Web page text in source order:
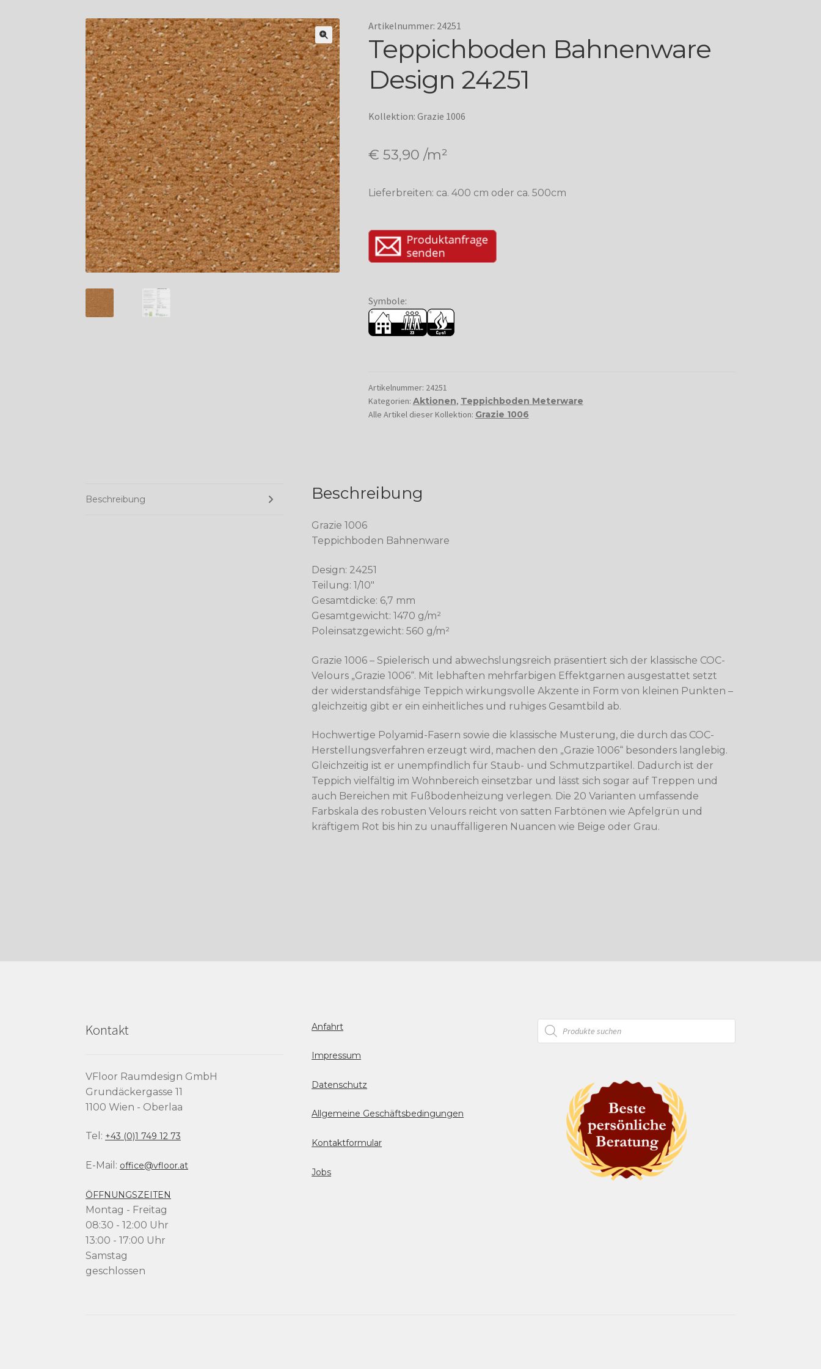
Artikelnummer: 24251
Teppichboden Bahnenware
Design 24251
Kollektion: Grazie 1006
€ 53,90 /m²
Lieferbreiten: ca. 400 cm oder ca. 500cm
Symbole:
Artikelnummer: 24251
Kategorien: Aktionen, Teppichboden Meterware
Alle Artikel dieser Kollektion: Grazie 1006
Beschreibung Beschreibung
Grazie 1006
Teppichboden Bahnenware
Design: 24251
Teilung: 1/10″
Gesamtdicke: 6,7 mm
Gesamtgewicht: 1470 g/m²
Poleinsatzgewicht: 560 g/m²
Grazie 1006 – Spielerisch und abwechslungsreich präsentiert sich der klassische COC-
Velours „Grazie 1006“. Mit lebhaften mehrfarbigen Effektgarnen ausgestattet setzt
der widerstandsfähige Teppich wirkungsvolle Akzente in Form von kleinen Punkten –
gleichzeitig gibt er ein einheitliches und ruhiges Gesamtbild ab.
Hochwertige Polyamid-Fasern sowie die klassische Musterung, die durch das COC-
Herstellungsverfahren erzeugt wird, machen den „Grazie 1006“ besonders langlebig.
Gleichzeitig ist er unempfindlich für Staub- und Schmutzpartikel. Dadurch ist der
Teppich vielfältig im Wohnbereich einsetzbar und lässt sich sogar auf Treppen und
auch Bereichen mit Fußbodenheizung verlegen. Die 20 Varianten umfassende
Farbskala des robusten Velours reicht von satten Farbtönen wie Apfelgrün und
kräftigem Rot bis hin zu unauffälligeren Nuancen wie Beige oder Grau.
Kontakt
VFloor Raumdesign GmbH
Grundäckergasse 11
1100 Wien - Oberlaa
Tel: +43 (0)1 749 12 73
E-Mail: office@vfloor.at
ÖFFNUNGSZEITEN
Montag - Freitag
08:30 - 12:00 Uhr
13:00 - 17:00 Uhr
Samstag
geschlossen
Anfahrt
Impressum
Datenschutz
Allgemeine Geschäftsbedingungen
Kontaktformular
Jobs
Products
search